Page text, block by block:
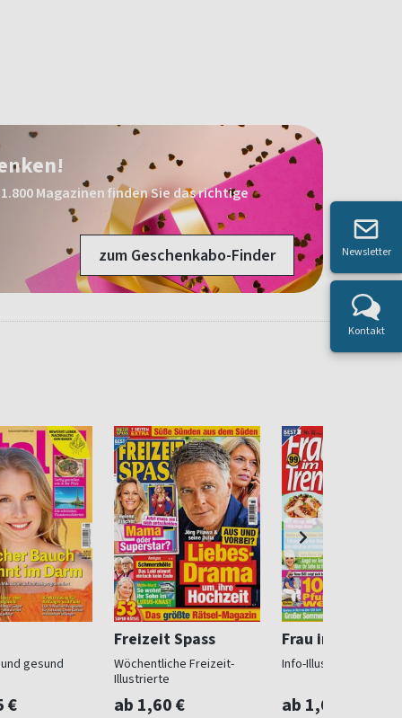
Magazinen finden Sie das richtige
zum Geschenkabo-Finder
gesund
€
Freizeit Spass
Wöchentliche Freizeit-
Illustrierte
ab 1,60 €
Frau im Trend
Info-Illustrierte für
ab 1,60 €
Newsletter
Kontakt